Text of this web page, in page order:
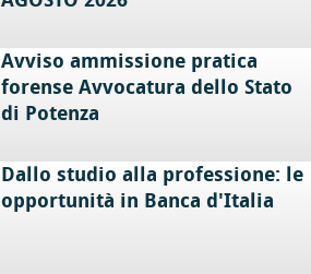
Avviso ammissione pratica
forense Avvocatura dello Stato
di Potenza
Dallo studio alla professione: le
opportunità in Banca d'Italia